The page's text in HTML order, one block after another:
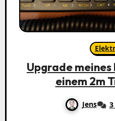
Upgrade
einem 2m
Jens